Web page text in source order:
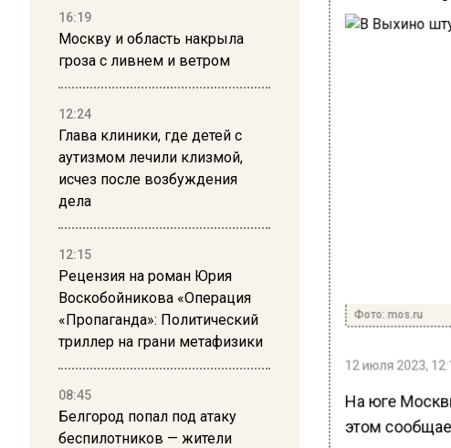
16:19
Москву и область накрыла
гроза с ливнем и ветром
12:24
Глава клиники, где детей с
аутизмом лечили клизмой,
исчез после возбуждения
дела
12:15
Рецензия на роман Юрия
Воскобойникова «Операция
«Пропаганда»: Политический
триллер на грани метафизики
08:45
Белгород попал под атаку
беспилотников — жители
Фото: mos.ru
12 июля 2023,
На юге
этом